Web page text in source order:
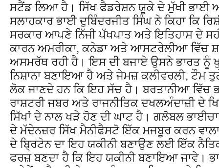
ਸਟੈਂਡ ਲਿਆ ਹੈ। ਸਿੱਖ ਫੈਡਰੇਸ਼ਨ ਯੂਕੇ ਦੇ ਮੁੱਖੀ ਭਾਈ
ਸਲਾਹਕਾਰ ਭਾਈ ਦੁਬਿੰਦਰਜੀਤ ਸਿੰਘ ਨੇ ਕਿਹਾ ਕਿ
ਸਰਕਾਰ ਆਪਣੇ ਨਿੱਜੀ ਪੱਖਪਾਤ ਅਤੇ ਇਤਿਹਾਸ ਦੇ
ਕਾਰਨ ਅਮਰੀਕਾ, ਕਨੇਡਾ ਅਤੇ ਆਸਟਰੇਲੀਆ ਵਿੱਚ
ਅਸਮਰੱਥ ਰਹੀ ਹੈ। ਇਸ ਦੀ ਬਜਾਏ ਉਸਨੇ ਭਾਰਤ ਨੂੰ
ਨਿਸ਼ਾਨਾ ਬਣਾਇਆ ਹੈ ਅਤੇ ਜੇਮਜ਼ ਕਲੀਵਰਲੀ, ਟੌਮ
ਲੋਕ ਜਾਣਦੇ ਹਨ ਕਿ ਇਹ ਸੱਚ ਹੈ। ਬਰਤਾਨੀਆ ਵਿੱਚ
ਰਾਸ਼ਟਰੀ ਜਬਰ ਅਤੇ ਰਾਜਨੀਤਿਕ ਦਖਲਅੰਦਾਜ਼ੀ ਦੇ
ਸਿੱਖਾਂ ਦੇ ਨਾਲ ਖੜੇ ਹੋਣ ਦੀ ਘਾਟ ਹੈ। ਗਲੋਬਲ
ਦੇ ਮੱਦੇਨਜ਼ਰ ਸਿੱਖ ਮੈਨੀਫੈਸਟੋ ਇੱਕ ਮਜਬੂਰ ਕਰਨ
ਦੇ ਬ੍ਰਿਟੇਨ ਦਾ ਇਹ ਯਕੀਨੀ ਬਣਾਉਣ ਲਈ ਇੱਕ
ਫਰਜ਼ ਬਣਦਾ ਹੈ ਕਿ ਇਹ ਯਕੀਨੀ ਬਣਾਇਆ ਜਾਵੇ।